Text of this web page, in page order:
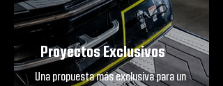
Proyectos Exclusivos
Una propuesta más exclusiva para un